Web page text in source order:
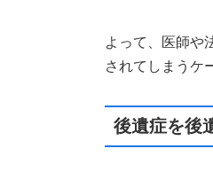
よって、医師や
されてしまうケ
後遺症を後